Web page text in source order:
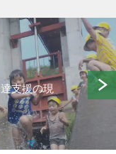
支援の現